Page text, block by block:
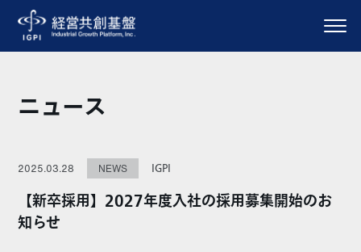
ニュース
2025.03.28 NEWS IGPI
【新卒採用】2027年度入社の採用募集開始のお
知らせ